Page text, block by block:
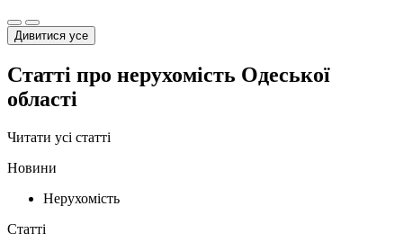
Дивитися усе
Статті про нерухомість Одеської
області
Читати усі статті
Новини
Нерухомість
Статті